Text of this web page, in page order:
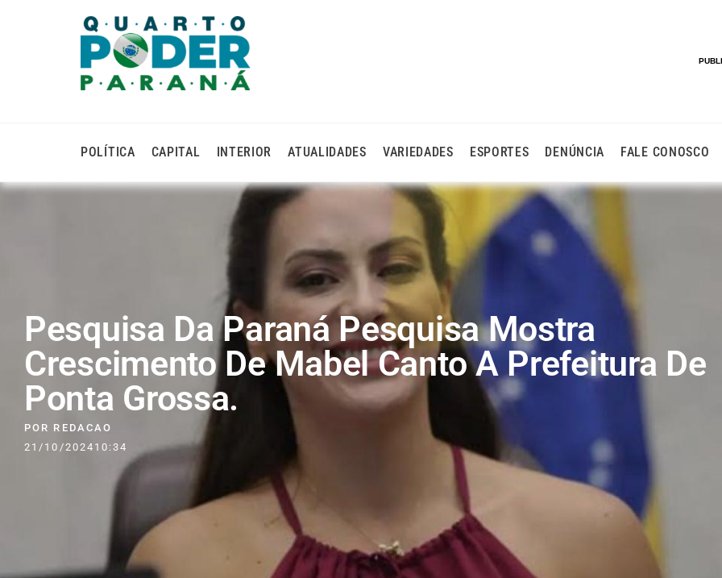
POLÍTICA CAPITAL INTERIOR ATUALIDADES VARIEDADES ESPORTES DENÚNCIA FALE CONOSCO
Pesquisa Da Paraná Pesquisa Mostra
Crescimento De Mabel Canto A Prefeitura De
Ponta Grossa.
POR REDACAO
21/10/2024 10:34